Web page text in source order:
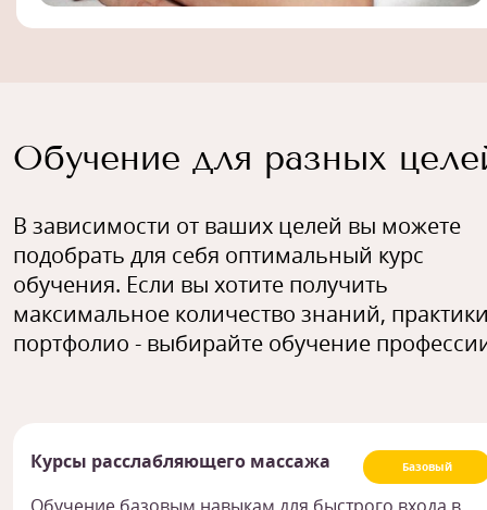
Обучение для разных
В зависимости от ваших целей вы можете
подобрать для себя оптимальный курс
обучения. Если вы хотите получить
максимальное количество знаний,
портфолио - выбирайте обучение
Базовый
Курсы расслабляющего массажа
Обучение базовым навыкам для быстрого входа в